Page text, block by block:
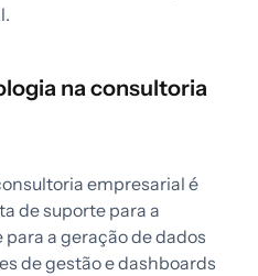
na consultoria
empresarial é
de suporte para a
a geração de dados
de gestão e dashboards